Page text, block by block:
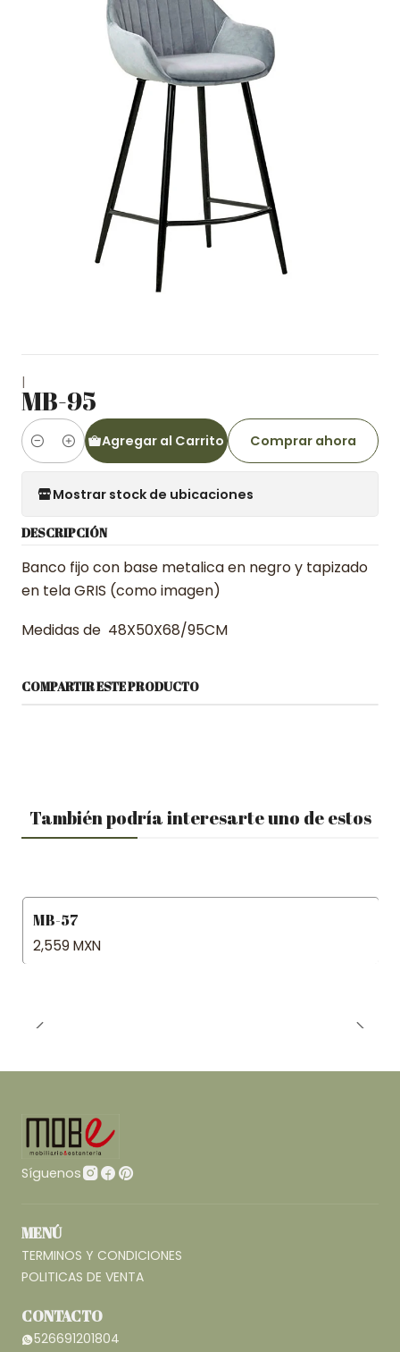
|
MB-95
Cantidad
Agregar al Carrito Comprar ahora
Mostrar stock de ubicaciones
DESCRIPCIÓN
Banco fijo con base metalica en negro y tapizado
en tela GRIS (como imagen)
Medidas de 48X50X68/95CM
COMPARTIR ESTE PRODUCTO
También podría interesarte uno de estos
MB-57
2,559 MXN
Síguenos
MENÚ
TERMINOS Y CONDICIONES
POLITICAS DE VENTA
CONTACTO
526691201804